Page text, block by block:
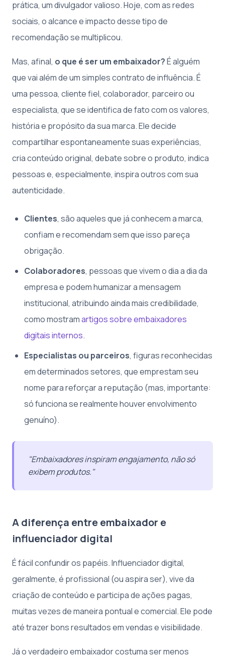
prática, um divulgador valioso. Hoje, com as redes
sociais, o alcance e impacto desse tipo de
recomendação se multiplicou.
Mas, afinal, o que é ser um embaixador?É alguém
que vai além de um simples contrato de influência. É
uma pessoa, cliente fiel, colaborador, parceiro ou
especialista, que se identifica de fato com os valores,
história e propósito da sua marca. Ele decide
compartilhar espontaneamente suas experiências,
cria conteúdo original, debate sobre o produto, indica
pessoas e, especialmente, inspira outros com sua
autenticidade.
Clientes, são aqueles que já conhecem a marca,
confiam e recomendam sem que isso pareça
obrigação.
Colaboradores, pessoas que vivem o dia a dia da
empresa e podem humanizar a mensagem
institucional, atribuindo ainda mais credibilidade,
como mostramartigos sobre embaixadores
digitais internos.
Especialistas ou parceiros, figuras reconhecidas
em determinados setores, que emprestam seu
nome para reforçar a reputação (mas, importante:
só funciona se realmente houver envolvimento
genuíno).
"Embaixadores inspiram engajamento, não só
exibem produtos."
A diferença entre embaixador e
influenciador digital
É fácil confundir os papéis. Influenciador digital,
geralmente, é profissional (ou aspira ser), vive da
criação de conteúdo e participa de ações pagas,
muitas vezes de maneira pontual e comercial. Ele pode
até trazer bons resultados em vendas e visibilidade.
Já o verdadeiro embaixador costuma ser menos